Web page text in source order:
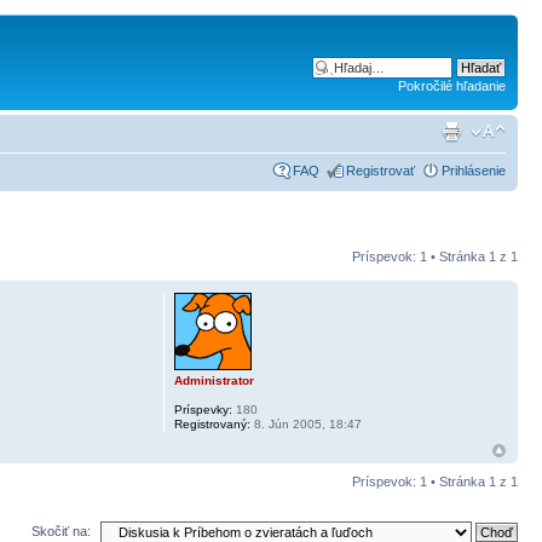
Pokročilé hľadanie
FAQ Registrovať Prihlásenie
Príspevok: 1 • Stránka 1 z 1
Administrator
Príspevky: 180
Registrovaný: 8. Jún 2005, 18:47
Príspevok: 1 • Stránka 1 z 1
Skočiť na: